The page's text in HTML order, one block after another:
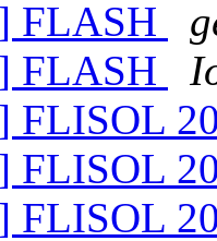
FLASH
FLASH
FLISOL
FLISOL
FLISOL